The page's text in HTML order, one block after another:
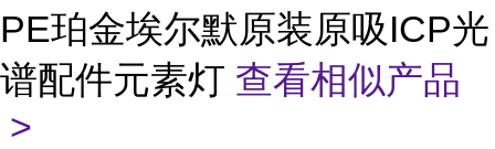
PE珀金埃尔默原装原吸ICP光
谱配件元素灯 查看相似产品
>